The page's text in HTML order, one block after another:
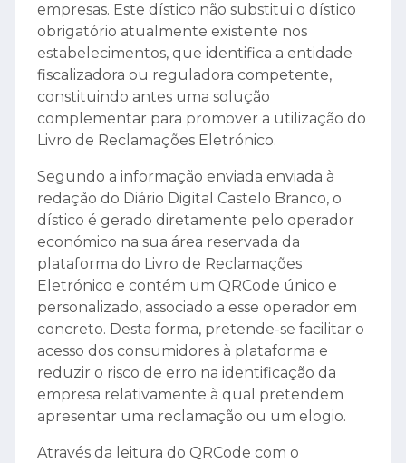
empresas. Este dístico não substitui o dístico
obrigatório atualmente existente nos
estabelecimentos, que identifica a entidade
fiscalizadora ou reguladora competente,
constituindo antes uma solução
complementar para promover a utilização do
Livro de Reclamações Eletrónico.
Segundo a informação enviada enviada à
redação do Diário Digital Castelo Branco, o
dístico é gerado diretamente pelo operador
económico na sua área reservada da
plataforma do Livro de Reclamações
Eletrónico e contém um QRCode único e
personalizado, associado a esse operador em
concreto. Desta forma, pretende-se facilitar o
acesso dos consumidores à plataforma e
reduzir o risco de erro na identificação da
empresa relativamente à qual pretendem
apresentar uma reclamação ou um elogio.
Através da leitura do QRCode com o